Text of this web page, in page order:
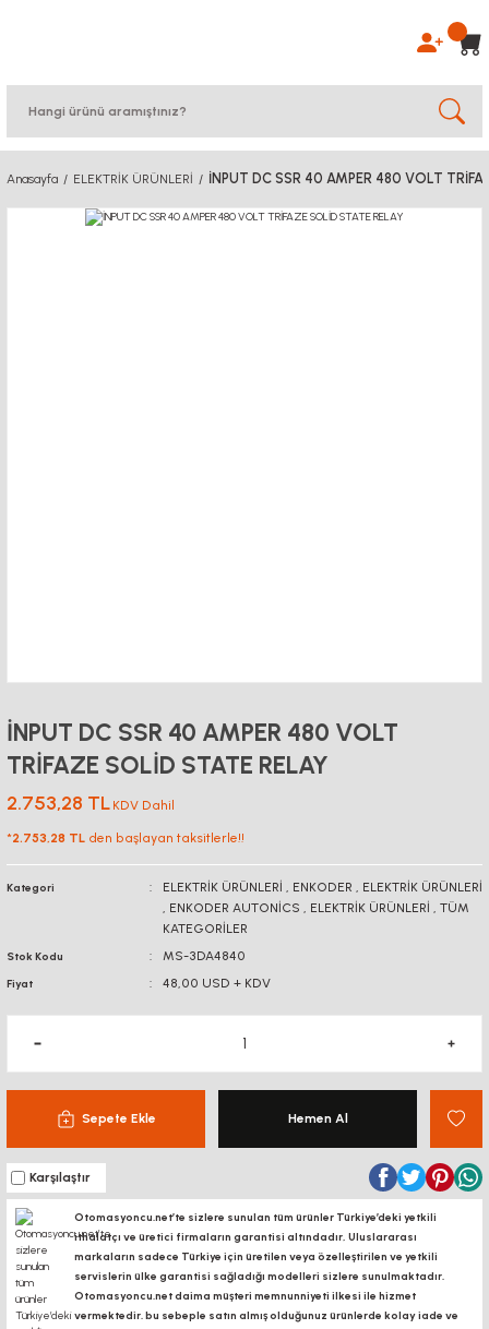
Anasayfa ELEKTRİK ÜRÜNLERİ İNPUT DC SSR 40 AMPER 480 VOLT
İNPUT DC SSR 40 AMPER 480 VOLT
TRİFAZE SOLİD STATE RELAY
2.753,28 TL KDV Dahil
*2.753,28 TL den başlayan taksitlerle!!
Kategori ELEKTRİK ÜRÜNLERİ , ENKODER , ELEKTRİK ÜRÜNLERİ
, ENKODER AUTONİCS , ELEKTRİK ÜRÜNLERİ , TÜM
KATEGORİLER
Stok Kodu MS-3DA4840
Fiyat 48,00 USD + KDV
Sepete Ekle Hemen Al
Karşılaştır
Otomasyoncu.net’te sizlere sunulan tüm ürünler Türkiye’deki yetkili
ithalatçı ve üretici firmaların garantisi altındadır, Uluslararası
markaların sadece Türkiye için üretilen veya özelleştirilen ve yetkili
servislerin ülke garantisi sağladığı modelleri sizlere sunulmaktadır.
Otomasyoncu.net daima müşteri memnunniyeti ilkesi ile hizmet
vermektedir. bu sebeple satın almış olduğunuz ürünlerde kolay iade ve